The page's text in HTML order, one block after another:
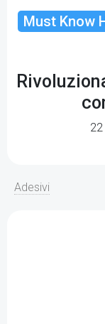
Must Know
Adesivi